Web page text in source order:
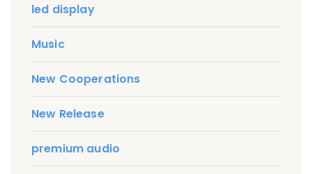
led display
Music
New Cooperations
New Release
premium audio